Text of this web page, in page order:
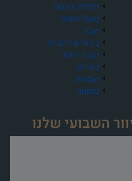
תפילה וברכות
מעגל השנה
שבת
בין אדם לחבירו
הבית היהודי
כשרות
שמחות
ממונות
השבועי שלנו